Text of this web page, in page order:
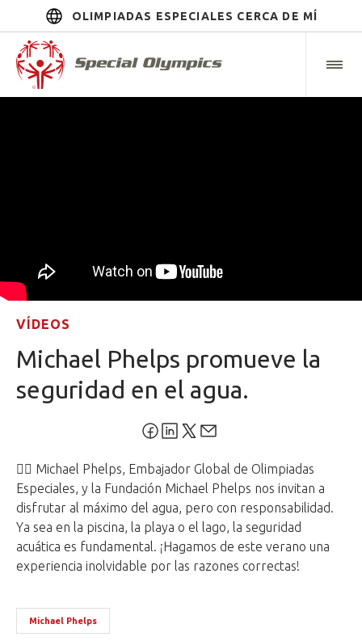
OLIMPIADAS ESPECIALES CERCA DE MÍ
VÍDEOS
Michael Phelps promueve la
seguridad en el agua.
🏊‍♂️ Michael Phelps, Embajador Global de Olimpiadas
Especiales, y la Fundación Michael Phelps nos invitan a
disfrutar al máximo del agua, pero con responsabilidad.
Ya sea en la piscina, la playa o el lago, la seguridad
acuática es fundamental. ¡Hagamos de este verano una
experiencia inolvidable por las razones correctas!
Michael Phelps